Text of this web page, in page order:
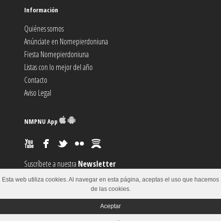
Información
Quiénes somos
Anúnciate en Nomepierdoniuna
Fiesta Nomepierdoniuna
Listas con lo mejor del año
Contacto
Aviso Legal
NMPNU App
Suscríbete a nuestra Newsletter
Suscríbete al canalRSS
© 2002-2018
Esta web utiliza cookies. Al navegar en esta página, aceptas el uso que hacemos
de las cookies.
Aceptar